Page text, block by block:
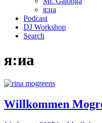
я:иа
Podcast
DJ Workshop
Search
я:иа
Willkommen